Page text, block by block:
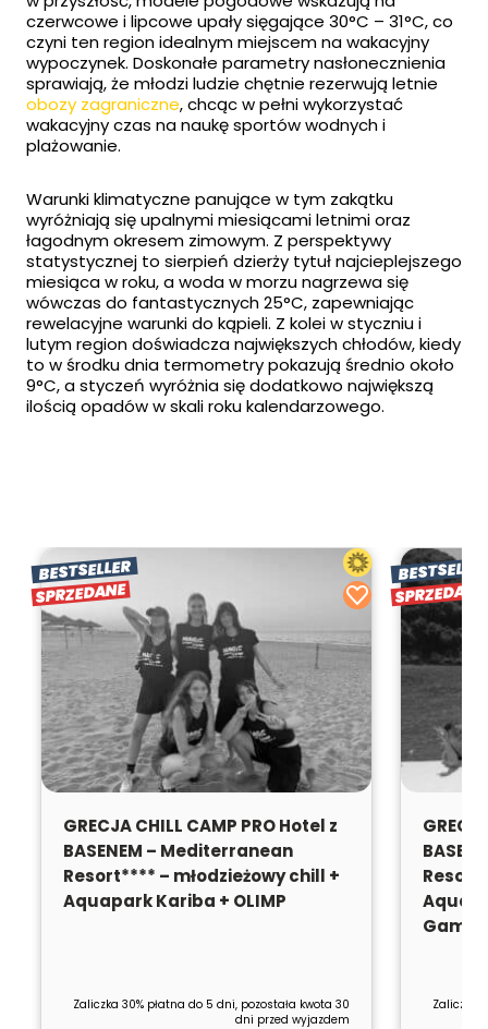
czerwcowe i lipcowe upały sięgające 30°C – 31°C, co
czyni ten region idealnym miejscem na wakacyjny
wypoczynek. Doskonałe parametry nasłonecznienia
sprawiają, że młodzi ludzie chętnie rezerwują letnie
obozy zagraniczne, chcąc w pełni wykorzystać
wakacyjny czas na naukę sportów wodnych i
plażowanie.
Warunki klimatyczne panujące w tym zakątku
wyróżniają się upalnymi miesiącami letnimi oraz
łagodnym okresem zimowym. Z perspektywy
statystycznej to sierpień dzierży tytuł najcieplejszego
miesiąca w roku, a woda w morzu nagrzewa się
wówczas do fantastycznych 25°C, zapewniając
rewelacyjne warunki do kąpieli. Z kolei w styczniu i
lutym region doświadcza największych chłodów, kiedy
to w środku dnia termometry pokazują średnio około
9°C, a styczeń wyróżnia się dodatkowo największą
ilością opadów w skali roku kalendarzowego.
BESTSELLER
SPRZEDANE
SPRZEDANE
GRECJA CHILL CAMP PRO Hotel z
BASENEM – Mediterranean
Resort**** – młodzieżowy chill +
Aquapark Kariba + OLIMP
Zaliczka 30% płatna do 5 dni, pozostała kwota 30
dni przed wyjazdem
SPRZEDANE
Zaliczka